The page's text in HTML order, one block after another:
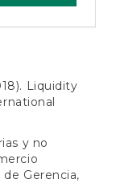
Liquidity
y no
Gerencia,